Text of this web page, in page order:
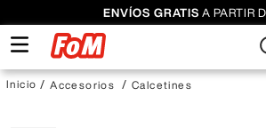
ENVÍOS GRATIS A PARTIR
Accesorios Calcetines